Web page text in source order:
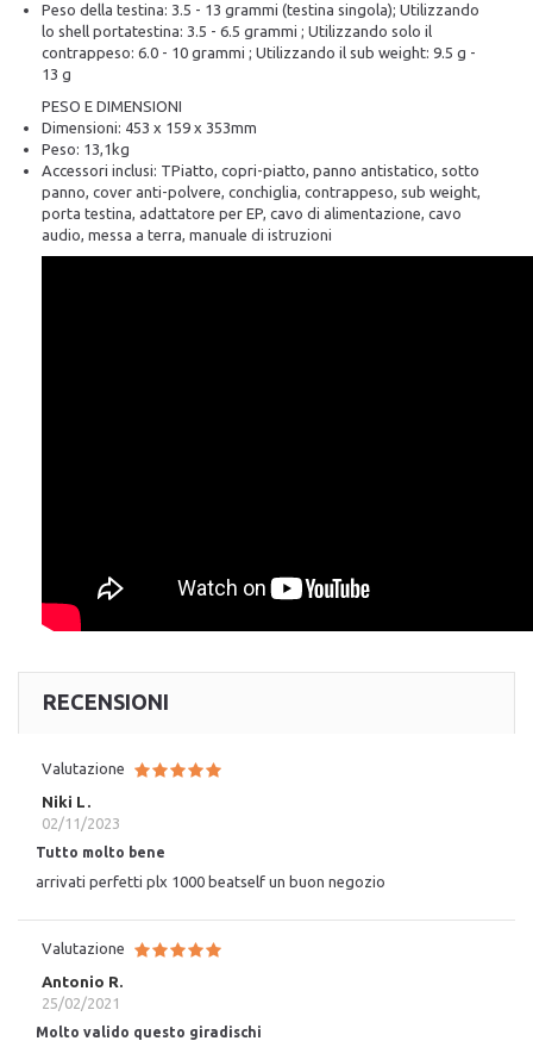
Peso della testina: 3.5 - 13 grammi (testina singola); Utilizzando
lo shell portatestina: 3.5 - 6.5 grammi ; Utilizzando solo il
contrappeso: 6.0 - 10 grammi ; Utilizzando il sub weight: 9.5 g -
13 g
PESO E DIMENSIONI
Dimensioni: 453 x 159 x 353mm
Peso: 13,1kg
Accessori inclusi: TPiatto, copri-piatto, panno antistatico, sotto
panno, cover anti-polvere, conchiglia, contrappeso, sub weight,
porta testina, adattatore per EP, cavo di alimentazione, cavo
audio, messa a terra, manuale di istruzioni
RECENSIONI
Valutazione
Niki L.
02/11/2023
Tutto molto bene
arrivati perfetti plx 1000 beatself un buon negozio
Valutazione
Antonio R.
25/02/2021
Molto valido questo giradischi